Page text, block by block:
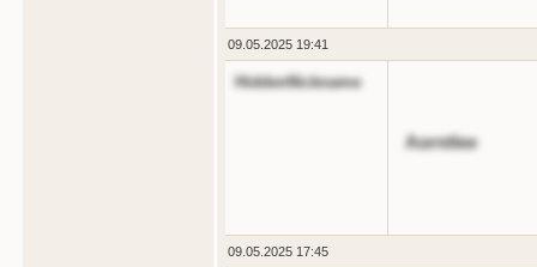
09.05.2025 19:41
HiddenNickname
Aorntlee
09.05.2025 17:45